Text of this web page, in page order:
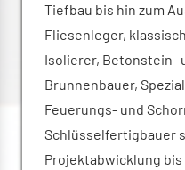
Tiefbau bis hin zum
Fliesenleger,
Isolierer, Betonstein-
Brunnenbauer,
Feuerungs- und
Schlüsselfertigbauer
Projektabwicklung bis